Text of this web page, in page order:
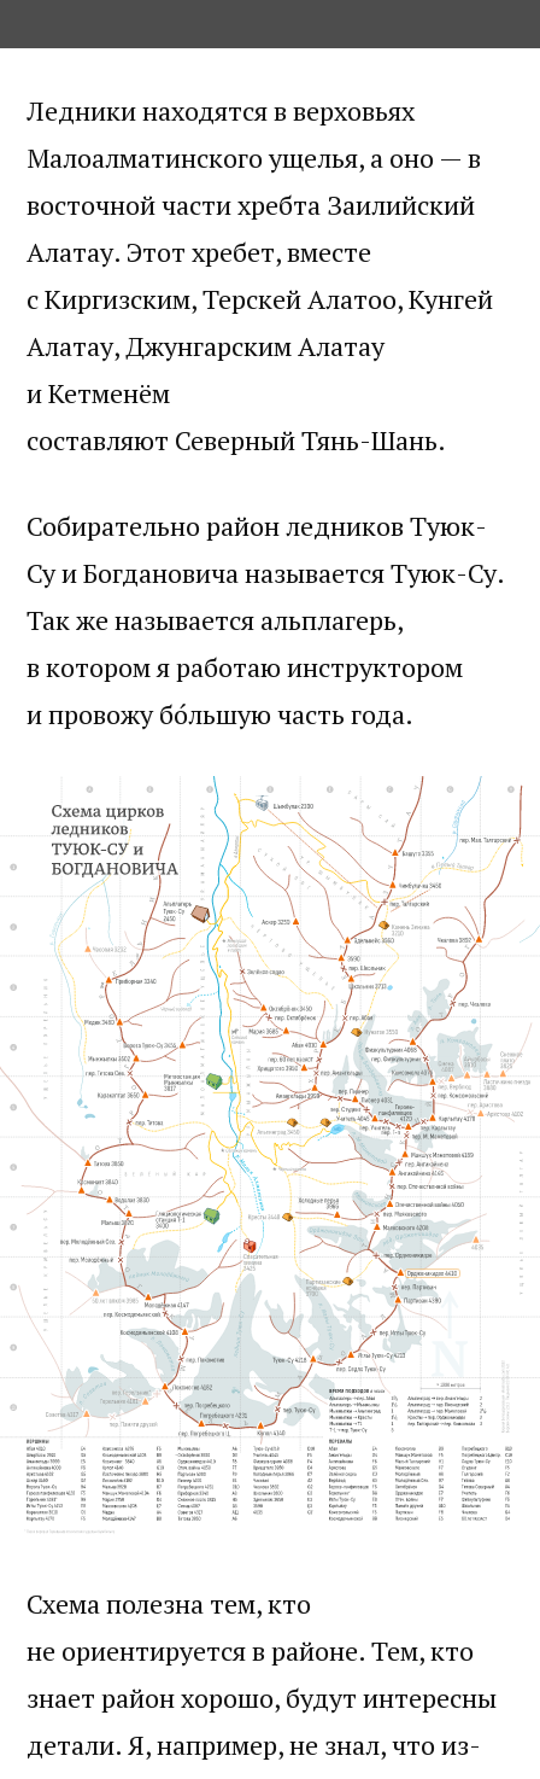
Ледники находятся в верховьях
Малоалматинского ущелья, а оно — в
восточной части хребта Заилийский
Алатау. Этот хребет, вместе
с Киргизским, Терскей Алатоо, Кунгей
Алатау, Джунгарским Алатау
и Кетменём
составляют Северный Тянь-Шань.
Собирательно район ледников Туюк-
Су и Богдановича называется Туюк-Су.
Так же называется альплагерь,
в котором я работаю инструктором
и провожу бо́льшую часть года.
Схема полезна тем, кто
не ориентируется в районе. Тем, кто
знает район хорошо, будут интересны
детали. Я, например, не знал, что из-